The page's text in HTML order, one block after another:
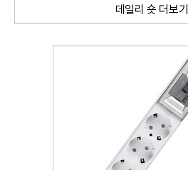
데일리 숏 더보기